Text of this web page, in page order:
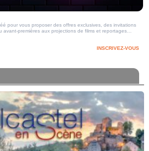
pour vous proposer des offres exclusives, des invitations
avant-premières aux projections de films et reportages…
INSCRIVEZ-VOUS